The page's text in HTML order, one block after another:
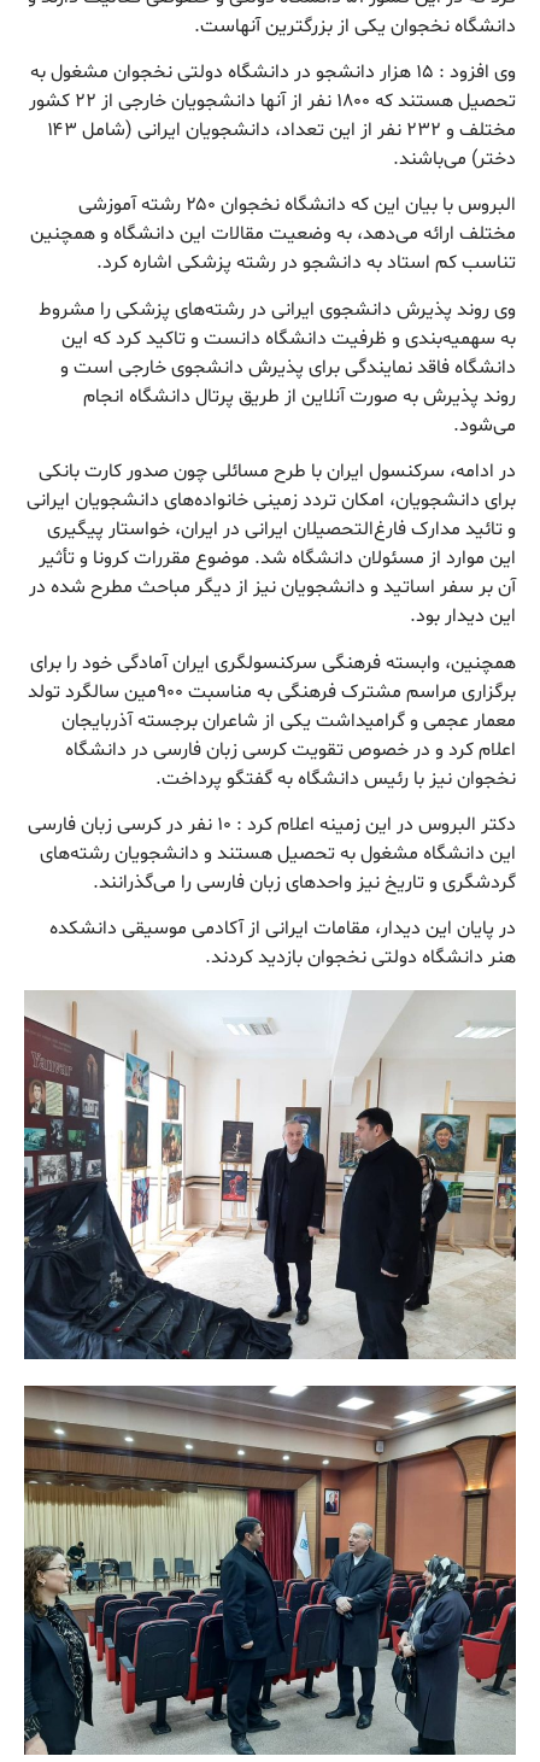
دانشگاه نخجوان یکی از بزرگترین آنهاست.
وی افزود : ۱۵ هزار دانشجو در دانشگاه دولتی نخجوان مشغول به
تحصیل هستند که ۱۸۰۰ نفر از آنها دانشجویان خارجی از ۲۲ کشور
مختلف و ۲۳۲ نفر از این تعداد، دانشجویان ایرانی (شامل ۱۴۳
دختر) می‌باشند.
البروس با بیان این که دانشگاه نخجوان ۲۵۰ رشته آموزشی
مختلف ارائه می‌دهد، به وضعیت مقالات این دانشگاه و همچنین
تناسب کم استاد به دانشجو در رشته پزشکی اشاره کرد.
وی روند پذیرش دانشجوی ایرانی در رشته‌های پزشکی را مشروط
به سهمیه‌بندی و ظرفیت دانشگاه دانست و تاکید کرد که این
دانشگاه فاقد نمایندگی برای پذیرش دانشجوی خارجی است و
روند پذیرش به صورت آنلاین از طریق پرتال دانشگاه انجام
می‌شود.
در ادامه، سرکنسول ایران با طرح مسائلی چون صدور کارت بانکی
برای دانشجویان، امکان تردد زمینی خانواده‌های دانشجویان ایرانی
و تائید مدارک فارغ‌التحصیلان ایرانی در ایران، خواستار پیگیری
این موارد از مسئولان دانشگاه شد. موضوع مقررات کرونا و تأثیر
آن بر سفر اساتید و دانشجویان نیز از دیگر مباحث مطرح شده در
این دیدار بود.
همچنین، وابسته فرهنگی سرکنسولگری ایران آمادگی خود را برای
برگزاری مراسم مشترک فرهنگی به مناسبت ۹۰۰مین سالگرد تولد
معمار عجمی و گرامیداشت یکی از شاعران برجسته آذربایجان
اعلام کرد و در خصوص تقویت کرسی زبان فارسی در دانشگاه
نخجوان نیز با رئیس دانشگاه به گفتگو پرداخت.
دکتر البروس در این زمینه اعلام کرد : ۱۰ نفر در کرسی زبان فارسی
این دانشگاه مشغول به تحصیل هستند و دانشجویان رشته‌های
گردشگری و تاریخ نیز واحدهای زبان فارسی را می‌گذرانند.
در پایان این دیدار، مقامات ایرانی از آکادمی موسیقی دانشکده
هنر دانشگاه دولتی نخجوان بازدید کردند.